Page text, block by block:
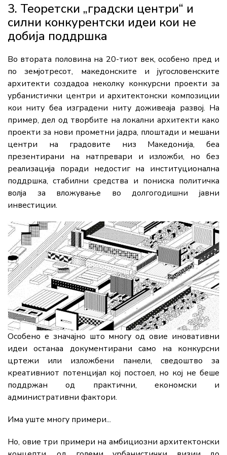
3. Теоретски „градски центри“ и
силни конкурентски идеи кои не
добија поддршка
Во втората половина на 20-тиот век, особено пред и
по земјотресот, македонските и југословенските
архитекти создадоа неколку конкурсни проекти за
урбанистички центри и архитектонски композиции
кои ниту беа изградени ниту доживеаја развој. На
пример, дел од творбите на локални архитекти како
проекти за нови прометни јадра, плоштади и мешани
центри на градовите низ Македонија, беа
презентирани на натпревари и изложби, но без
реализација поради недостиг на институционална
поддршка, стабилни средства и пониска политичка
волја за вложување во долгогодишни јавни
инвестиции.
Особено е значајно што многу од овие иновативни
идеи останаа документирани само на конкурсни
цртежи или изложбени панели, сведоштво за
креативниот потенцијал кој постоел, но кој не беше
поддржан од практични, економски и
административни фактори.
Има уште многу примери...
Но, овие три примери на амбициозни архитектонски